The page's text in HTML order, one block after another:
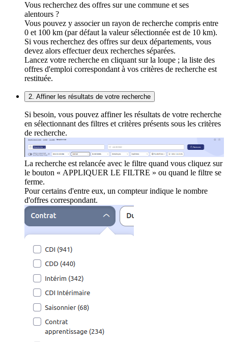
Vous recherchez des offres sur une commune et ses
alentours ?
Vous pouvez y associer un rayon de recherche compris entre
0 et 100 km (par défaut la valeur sélectionnée est de 10 km).
Si vous recherchez des offres sur deux départements, vous
devez alors effectuer deux recherches séparées.
Lancez votre recherche en cliquant sur la loupe ; la liste des
offres d'emploi correspondant à vos critères de recherche est
restituée.
2. Affiner les résultats de votre recherche
Si besoin, vous pouvez affiner les résultats de votre recherche
en sélectionnant des filtres et critères présents sous les critères
de recherche.
La recherche est relancée avec le filtre quand vous cliquez sur
le bouton « APPLIQUER LE FILTRE » ou quand le filtre se
ferme.
Pour certains d'entre eux, un compteur indique le nombre
d'offres correspondant.